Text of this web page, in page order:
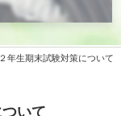
年生期末試験対策について